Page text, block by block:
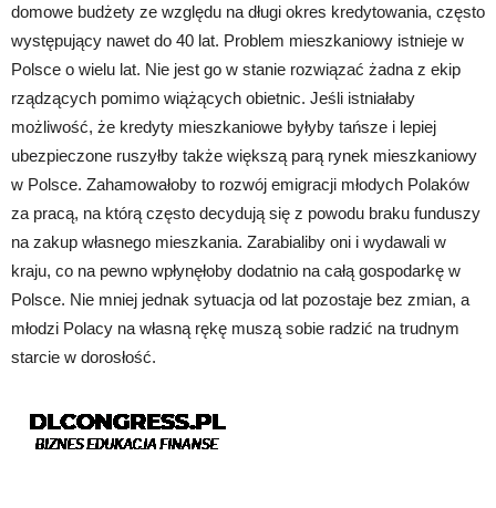
domowe budżety ze względu na długi okres kredytowania, często
występujący nawet do 40 lat. Problem mieszkaniowy istnieje w
Polsce o wielu lat. Nie jest go w stanie rozwiązać żadna z ekip
rządzących pomimo wiążących obietnic. Jeśli istniałaby
możliwość, że kredyty mieszkaniowe byłyby tańsze i lepiej
ubezpieczone ruszyłby także większą parą rynek mieszkaniowy
w Polsce. Zahamowałoby to rozwój emigracji młodych Polaków
za pracą, na którą często decydują się z powodu braku funduszy
na zakup własnego mieszkania. Zarabialiby oni i wydawali w
kraju, co na pewno wpłynęłoby dodatnio na całą gospodarkę w
Polsce. Nie mniej jednak sytuacja od lat pozostaje bez zmian, a
młodzi Polacy na własną rękę muszą sobie radzić na trudnym
starcie w dorosłość.